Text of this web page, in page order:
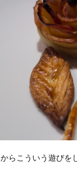
らこういう遊びを